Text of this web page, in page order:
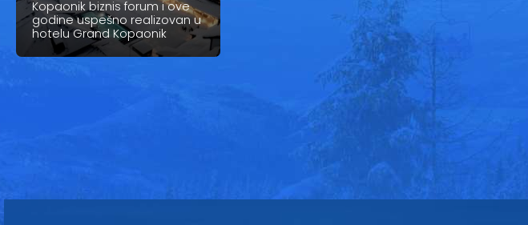
Kopaonik biznis forum i ove
godine uspešno realizovan u
hotelu Grand Kopaonik